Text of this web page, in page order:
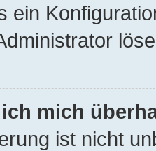
ein
mich
ist nicht